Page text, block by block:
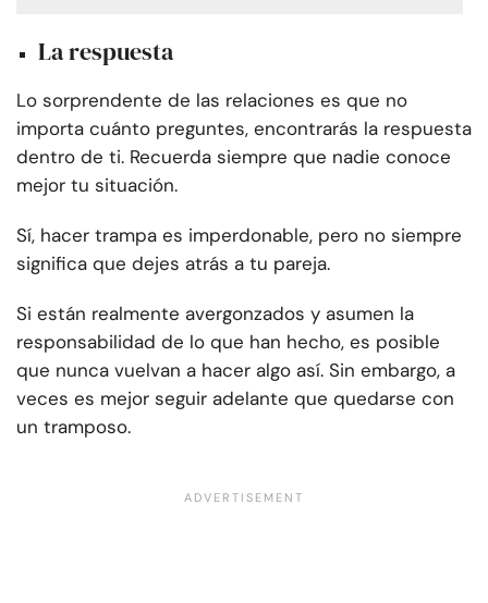
La respuesta
Lo sorprendente de las relaciones es que no
importa cuánto preguntes, encontrarás la respuesta
dentro de ti. Recuerda siempre que nadie conoce
mejor tu situación.
Sí, hacer trampa es imperdonable, pero no siempre
significa que dejes atrás a tu pareja.
Si están realmente avergonzados y asumen la
responsabilidad de lo que han hecho, es posible
que nunca vuelvan a hacer algo así. Sin embargo, a
veces es mejor seguir adelante que quedarse con
un tramposo.